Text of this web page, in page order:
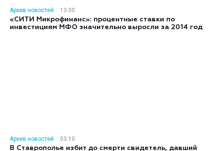
Архив новостей
13:00
«СИТИ Микрофинанс»: процентные ставки по
инвестициям МФО значительно выросли за 2014 год
Архив новостей
03:10
В Ставрополье избит до смерти свидетель, давший